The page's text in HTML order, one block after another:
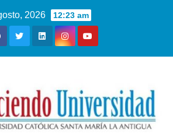
2026 12:23 am